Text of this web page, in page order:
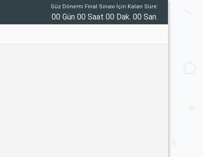
Güz Dönemi Final Sınavı İçin Kalan Süre:
00 Gün 00 Saat 00 Dak. 00 San.